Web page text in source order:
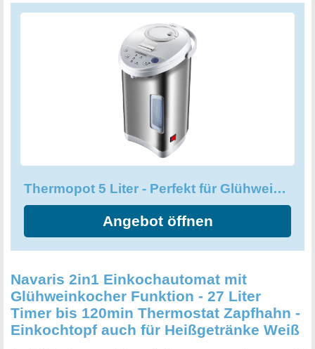
einen Überhitzungs- und Trockenkochschutz sowie eine
Kindersicherung dient. Der Thermopot verfügt über drei
Entnahmemöglichkeiten - automatisch, halbautomatisch
und manuell. Dank der Warmhaltefunktion bleibt das
Thermoskanne
immer auf der gewünschten
Temperatur. Außerdem können Sie den Inhalt des
Behälters auch ohne Strom entnehmen, wodurch sich das
Gerät hervorragend für unterwegs, Camping oder ein
Picknick eignet. Der Thermopot 5 Liter bietet nicht nur eine
Extras und technische Eigenschaften. Verwenden Sie ihn
als Wasserkocher, Thermoskanne oder Wasserspender -
der Glühweinspender ist ein echtes Multitalent!
Thermopot 5 Liter - Perfekt für Glühwein geeignet
Angebot öffnen
Navaris 2in1 Einkochautomat mit
Glühweinkocher Funktion - 27 Liter
Timer bis 120min Thermostat Zapfhahn -
Einkochtopf auch für Heißgetränke Weiß